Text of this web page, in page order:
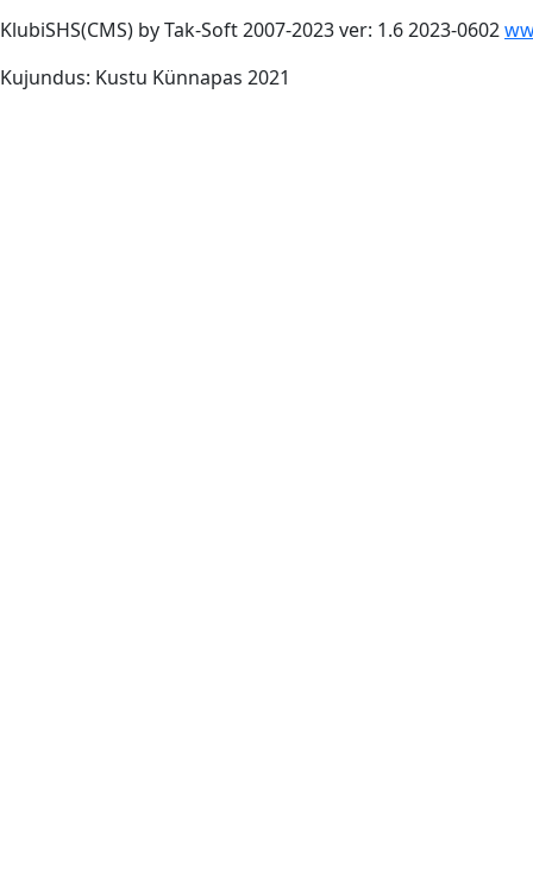
KlubiSHS(CMS) by Tak-Soft 2007-2023 ver: 1.6 2023-0602
Kujundus: Kustu Künnapas 2021